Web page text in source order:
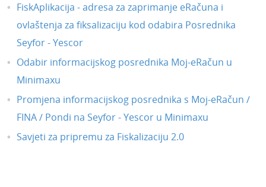
Uređivanje licenci Maksi računovodstvo
(video)
Uređivanje licenci - Poduzetnici (video)
Povezivanje artikala u šifrarniku s KPD
oznakom (video)
Kako voditi zalihe u programu Minimax?
(video)
Maxove minute
Sigurnost i prijava u program
FiskAplikacija - adresa za zaprimanje eRačuna i
ovlaštenja za fiksalizaciju kod odabira Posrednika
Seyfor - Yescor
Odabir informacijskog posrednika Moj-eRačun u
Minimaxu
Promjena informacijskog posrednika s Moj-eRačun /
FINA / Pondi na Seyfor - Yescor u Minimaxu
Savjeti za pripremu za Fiskalizaciju 2.0